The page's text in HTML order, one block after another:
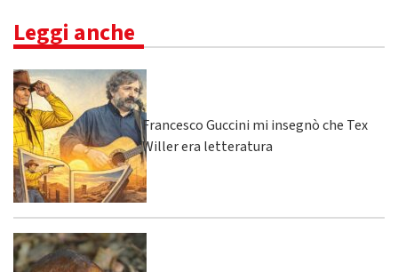
Leggi anche
Francesco Guccini mi insegnò che Tex
Willer era letteratura